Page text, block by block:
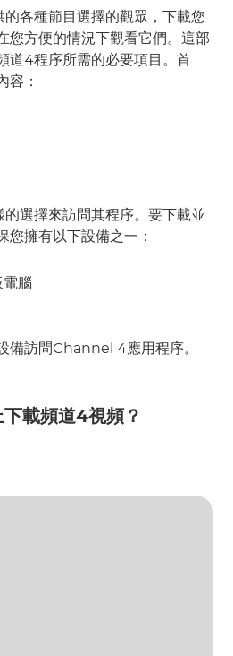
各種節目選擇的觀眾，下載您
您方便的情況下觀看它們。這部
道4程序所需的必要項目。首
容：
選擇來訪問其程序。要下載並
您擁有以下設備之一：
腦
備訪問Channel 4應用程序。
載頻道4視頻？